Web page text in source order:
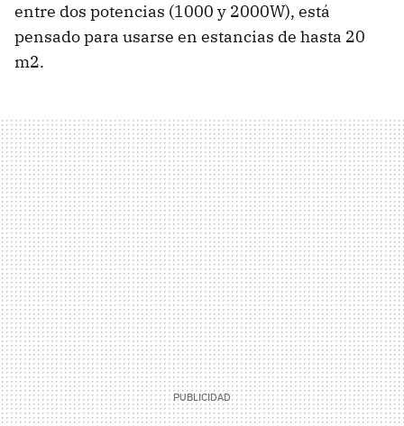
entre dos potencias (1000 y 2000W), está
pensado para usarse en estancias de hasta 20
m2.